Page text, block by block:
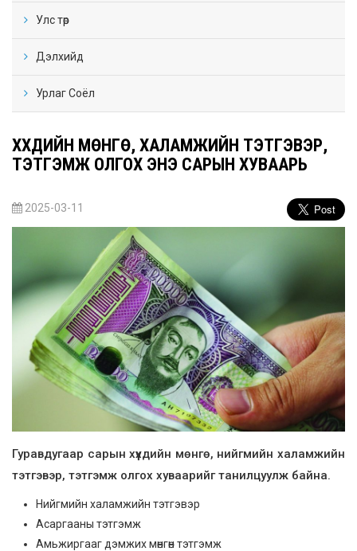
Улс төр
Дэлхийд
Урлаг Соёл
ХҮҮХДИЙН МӨНГӨ, ХАЛАМЖИЙН ТЭТГЭВЭР,
ТЭТГЭМЖ ОЛГОХ ЭНЭ САРЫН ХУВААРЬ
2025-03-11
Гуравдугаар сарын хүүхдийн мөнгө, нийгмийн халамжийн
тэтгэвэр, тэтгэмж олгох хуваарийг танилцуулж байна.
Нийгмийн халамжийн тэтгэвэр
Асаргааны тэтгэмж
Амьжиргааг дэмжих мөнгөн тэтгэмж